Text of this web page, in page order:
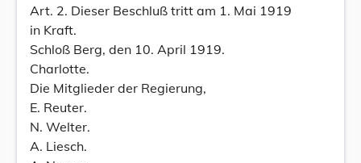
Art. 2. Dieser Beschluß tritt am 1. Mai 1919
in Kraft.
Schloß Berg, den 10. April 1919.
Charlotte.
Die Mitglieder der Regierung,
E. Reuter.
N. Welter.
A. Liesch.